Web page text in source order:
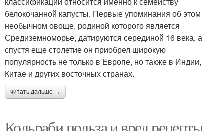
белокочанной капусты. Первые упоминания об этом
необычном овоще, родиной которого является
Средиземноморье, датируются серединой 16 века, а
спустя еще столетие он приобрел широкую
популярность не только в Европе, но также в Индии,
Китае и других восточных странах.
читать дальше →